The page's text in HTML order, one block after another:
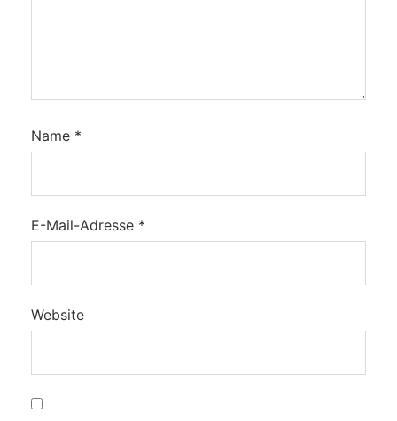
Name *
E-Mail-Adresse *
Website